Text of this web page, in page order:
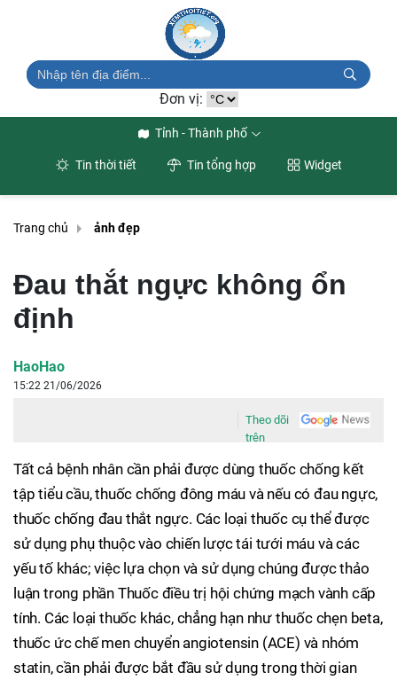
Đơn vị:
Tỉnh - Thành phố
Tin thời tiết Tin tổng hợp Widget
Trang chủ ảnh đẹp
Đau thắt ngực không ổn
định
HaoHao
15:22 21/06/2026
Theo dõi
trên
Tất cả bệnh nhân cần phải được dùng thuốc chống kết
tập tiểu cầu, thuốc chống đông máu và nếu có đau ngực,
thuốc chống đau thắt ngực. Các loại thuốc cụ thể được
sử dụng phụ thuộc vào chiến lược tái tưới máu và các
yếu tố khác; việc lựa chọn và sử dụng chúng được thảo
luận trong phần Thuốc điều trị hội chứng mạch vành cấp
tính. Các loại thuốc khác, chẳng hạn như thuốc chẹn beta,
thuốc ức chế men chuyển angiotensin (ACE) và nhóm
statin, cần phải được bắt đầu sử dụng trong thời gian